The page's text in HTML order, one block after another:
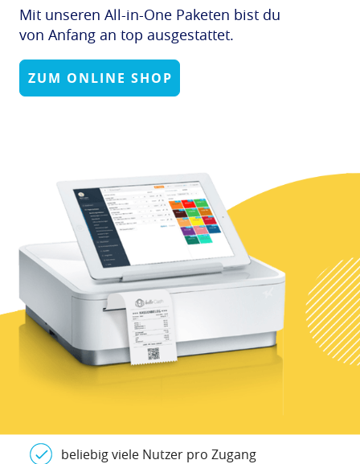
Mit unseren All-in-One Paketen bist du
von Anfang an top ausgestattet.
ZUM ONLINE SHOP
beliebig viele Nutzer pro Zugang